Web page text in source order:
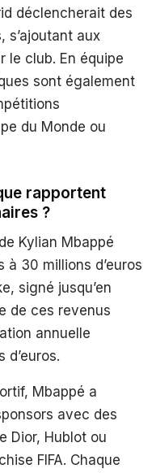
déclencherait des
s’ajoutant aux
le club. En équipe
sont également
du Monde ou
rapportent
?
Kylian Mbappé
30 millions d’euros
signé jusqu’en
de ces revenus
annuelle
d’euros.
Mbappé a
avec des
Dior, Hublot ou
FIFA. Chaque